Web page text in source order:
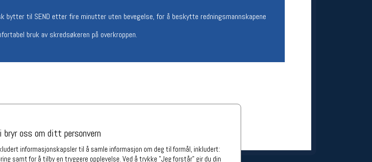
bytter til SEND etter fire minutter uten bevegelse, for å beskytte redningsmannskapene
bruk av skredsøkeren på overkroppen.
bryr oss om ditt personvern
informasjonskapsler til å samle informasjon om deg til formål, inkludert:
samt for å tilby en tryggere opplevelse. Ved å trykke "Jeg forstår" gir du din